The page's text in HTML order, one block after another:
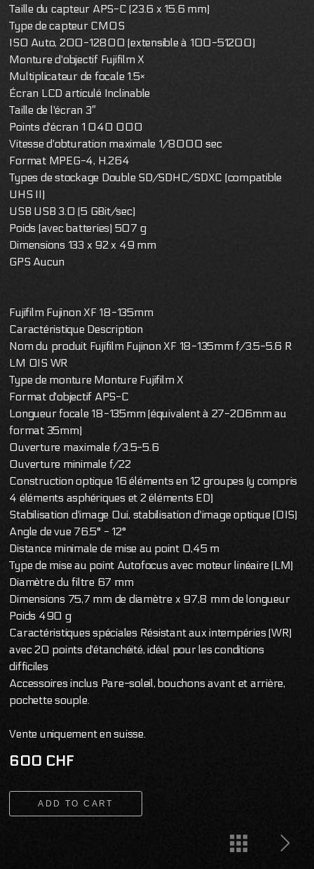
Taille du capteur APS-C (23.6 x 15.6 mm)
Type de capteur CMOS
ISO Auto, 200-12800 (extensible à 100-51200)
Monture d'objectif Fujifilm X
Multiplicateur de focale 1.5×
Écran LCD articulé Inclinable
Taille de l'écran 3″
Points d'écran 1 040 000
Vitesse d'obturation maximale 1/8000 sec
Format MPEG-4, H.264
Types de stockage Double SD/SDHC/SDXC (compatible
UHS II)
USB USB 3.0 (5 GBit/sec)
Poids (avec batteries) 507 g
Dimensions 133 x 92 x 49 mm
GPS Aucun
Fujifilm Fujinon XF 18-135mm
Caractéristique Description
Nom du produit Fujifilm Fujinon XF 18-135mm f/3.5-5.6 R
LM OIS WR
Type de monture Monture Fujifilm X
Format d'objectif APS-C
Longueur focale 18-135mm (équivalent à 27-206mm au
format 35mm)
Ouverture maximale f/3.5-5.6
Ouverture minimale f/22
Construction optique 16 éléments en 12 groupes (y compris
4 éléments asphériques et 2 éléments ED)
Stabilisation d'image Oui, stabilisation d'image optique (OIS)
Angle de vue 76.5° - 12°
Distance minimale de mise au point 0,45 m
Type de mise au point Autofocus avec moteur linéaire (LM)
Diamètre du filtre 67 mm
Dimensions 75,7 mm de diamètre x 97,8 mm de longueur
Poids 490 g
Caractéristiques spéciales Résistant aux intempéries (WR)
avec 20 points d'étanchéité, idéal pour les conditions
difficiles
Accessoires inclus Pare-soleil, bouchons avant et arrière,
pochette souple.
Vente uniquement en suisse.
600 CHF
ADD TO CART